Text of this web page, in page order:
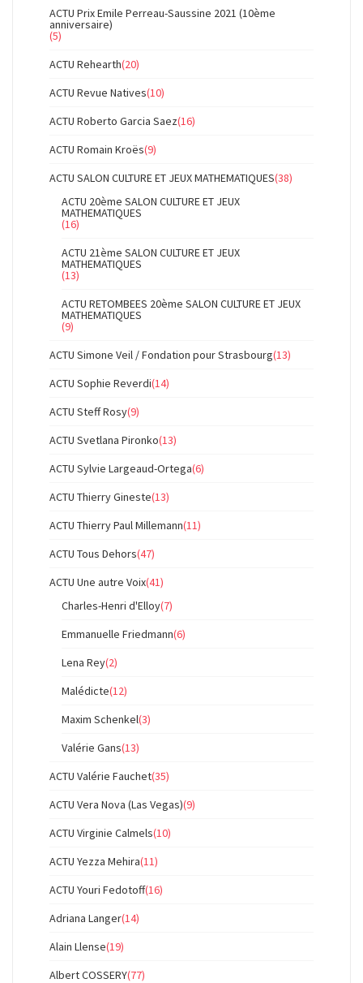
ACTU Prix Emile Perreau-Saussine 2021 (10ème
anniversaire)
(5)
ACTU Rehearth(20)
ACTU Revue Natives(10)
ACTU Roberto Garcia Saez(16)
ACTU Romain Kroës(9)
ACTU SALON CULTURE ET JEUX MATHEMATIQUES(38)
ACTU 20ème SALON CULTURE ET JEUX
MATHEMATIQUES
(16)
ACTU 21ème SALON CULTURE ET JEUX
MATHEMATIQUES
(13)
ACTU RETOMBEES 20ème SALON CULTURE ET JEUX
MATHEMATIQUES
(9)
ACTU Simone Veil / Fondation pour Strasbourg(13)
ACTU Sophie Reverdi(14)
ACTU Steff Rosy(9)
ACTU Svetlana Pironko(13)
ACTU Sylvie Largeaud-Ortega(6)
ACTU Thierry Gineste(13)
ACTU Thierry Paul Millemann(11)
ACTU Tous Dehors(47)
ACTU Une autre Voix(41)
Charles-Henri d'Elloy(7)
Emmanuelle Friedmann(6)
Lena Rey(2)
Malédicte(12)
Maxim Schenkel(3)
Valérie Gans(13)
ACTU Valérie Fauchet(35)
ACTU Vera Nova (Las Vegas)(9)
ACTU Virginie Calmels(10)
ACTU Yezza Mehira(11)
ACTU Youri Fedotoff(16)
Adriana Langer(14)
Alain Llense(19)
Albert COSSERY(77)